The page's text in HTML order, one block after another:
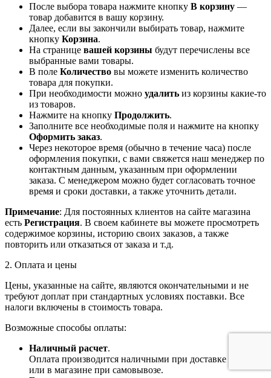
После выбора товара нажмите кнопку В корзину —
товар добавится в вашу корзину.
Далее, если вы закончили выбирать товар, нажмите
кнопку Корзина.
На странице вашей корзины будут перечислены все
выбранные вами товары.
В поле Количество вы можете изменить количество
товара для покупки.
При необходимости можно удалить из корзины какие-то
из товаров.
Нажмите на кнопку Продолжить.
Заполните все необходимые поля и нажмите на кнопку
Оформить заказ.
Через некоторое время (обычно в течение часа) после
оформления покупки, с вами свяжется наш менеджер по
контактным данным, указанным при оформлении
заказа. С менеджером можно будет согласовать точное
время и сроки доставки, а также уточнить детали.
Примечание: Для постоянных клиентов на сайте магазина
есть Регистрация. В своем кабинете вы можете просмотреть
содержимое корзины, историю своих заказов, а также
повторить или отказаться от заказа и т.д.
2. Оплата и цены
Цены, указанные на сайте, являются окончательными и не
требуют доплат при стандартных условиях поставки. Все
налоги включены в стоимость товара.
Возможные способы оплаты:
Наличный расчет.
Оплата производится наличными при доставке товара
или в магазине при самовывозе.